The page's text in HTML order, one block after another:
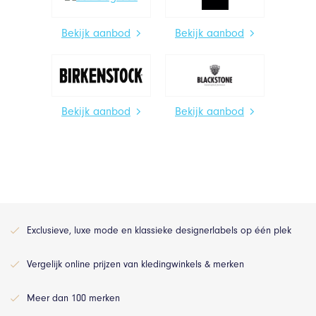
Bekijk aanbod Bekijk aanbod
Bekijk aanbod Bekijk aanbod
Exclusieve, luxe mode en klassieke designerlabels op één plek
Vergelijk online prijzen van kledingwinkels & merken
Meer dan 100 merken